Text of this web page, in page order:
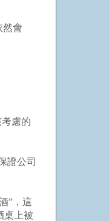
然會
慮的
證公司
”，這
桌上被